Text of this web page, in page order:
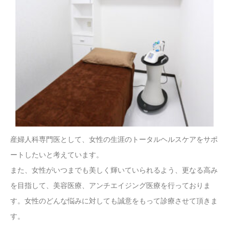
産婦人科専門医として、女性の生涯のトータルヘルスケアをサポ
ートしたいと考えています。
また、女性がいつまでも美しく輝いていられるよう、更なる高み
を目指して、美容医療、アンチエイジング医療を行っておりま
す。女性のどんな悩みに対しても誠意をもって診療させて頂きま
す。